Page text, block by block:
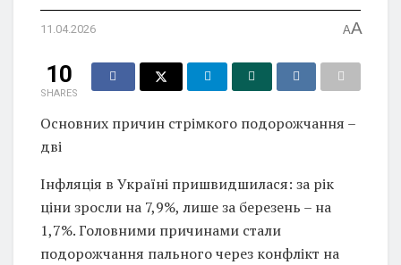
11.04.2026 AA
10
SHARES
Основних причин стрімкого подорожчання –
дві
Інфляція в Україні пришвидшилася: за рік
ціни зросли на 7,9%, лише за березень – на
1,7%. Головними причинами стали
подорожчання пального через конфлікт на